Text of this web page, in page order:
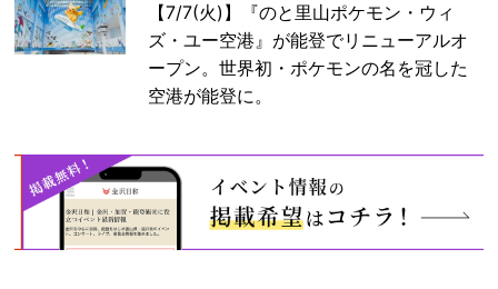
【7/7(火)】『のと里山ポケモン・ウィ
ズ・ユー空港』が能登でリニューアルオ
ープン。世界初・ポケモンの名を冠した
空港が能登に。